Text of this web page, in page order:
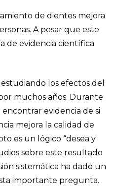
de dientes mejora
A pesar que este
de evidencia científica
los efectos del
muchos años. Durante
evidencia de si
mejora la calidad de
es un lógico “desea y
sobre este resultado
sistemática ha dado un
importante pregunta.